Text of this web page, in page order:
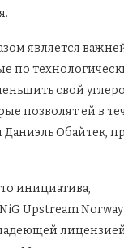
является
по
свой
позволят ей в
Даниэль Обайтек,
инициатива,
Upstream